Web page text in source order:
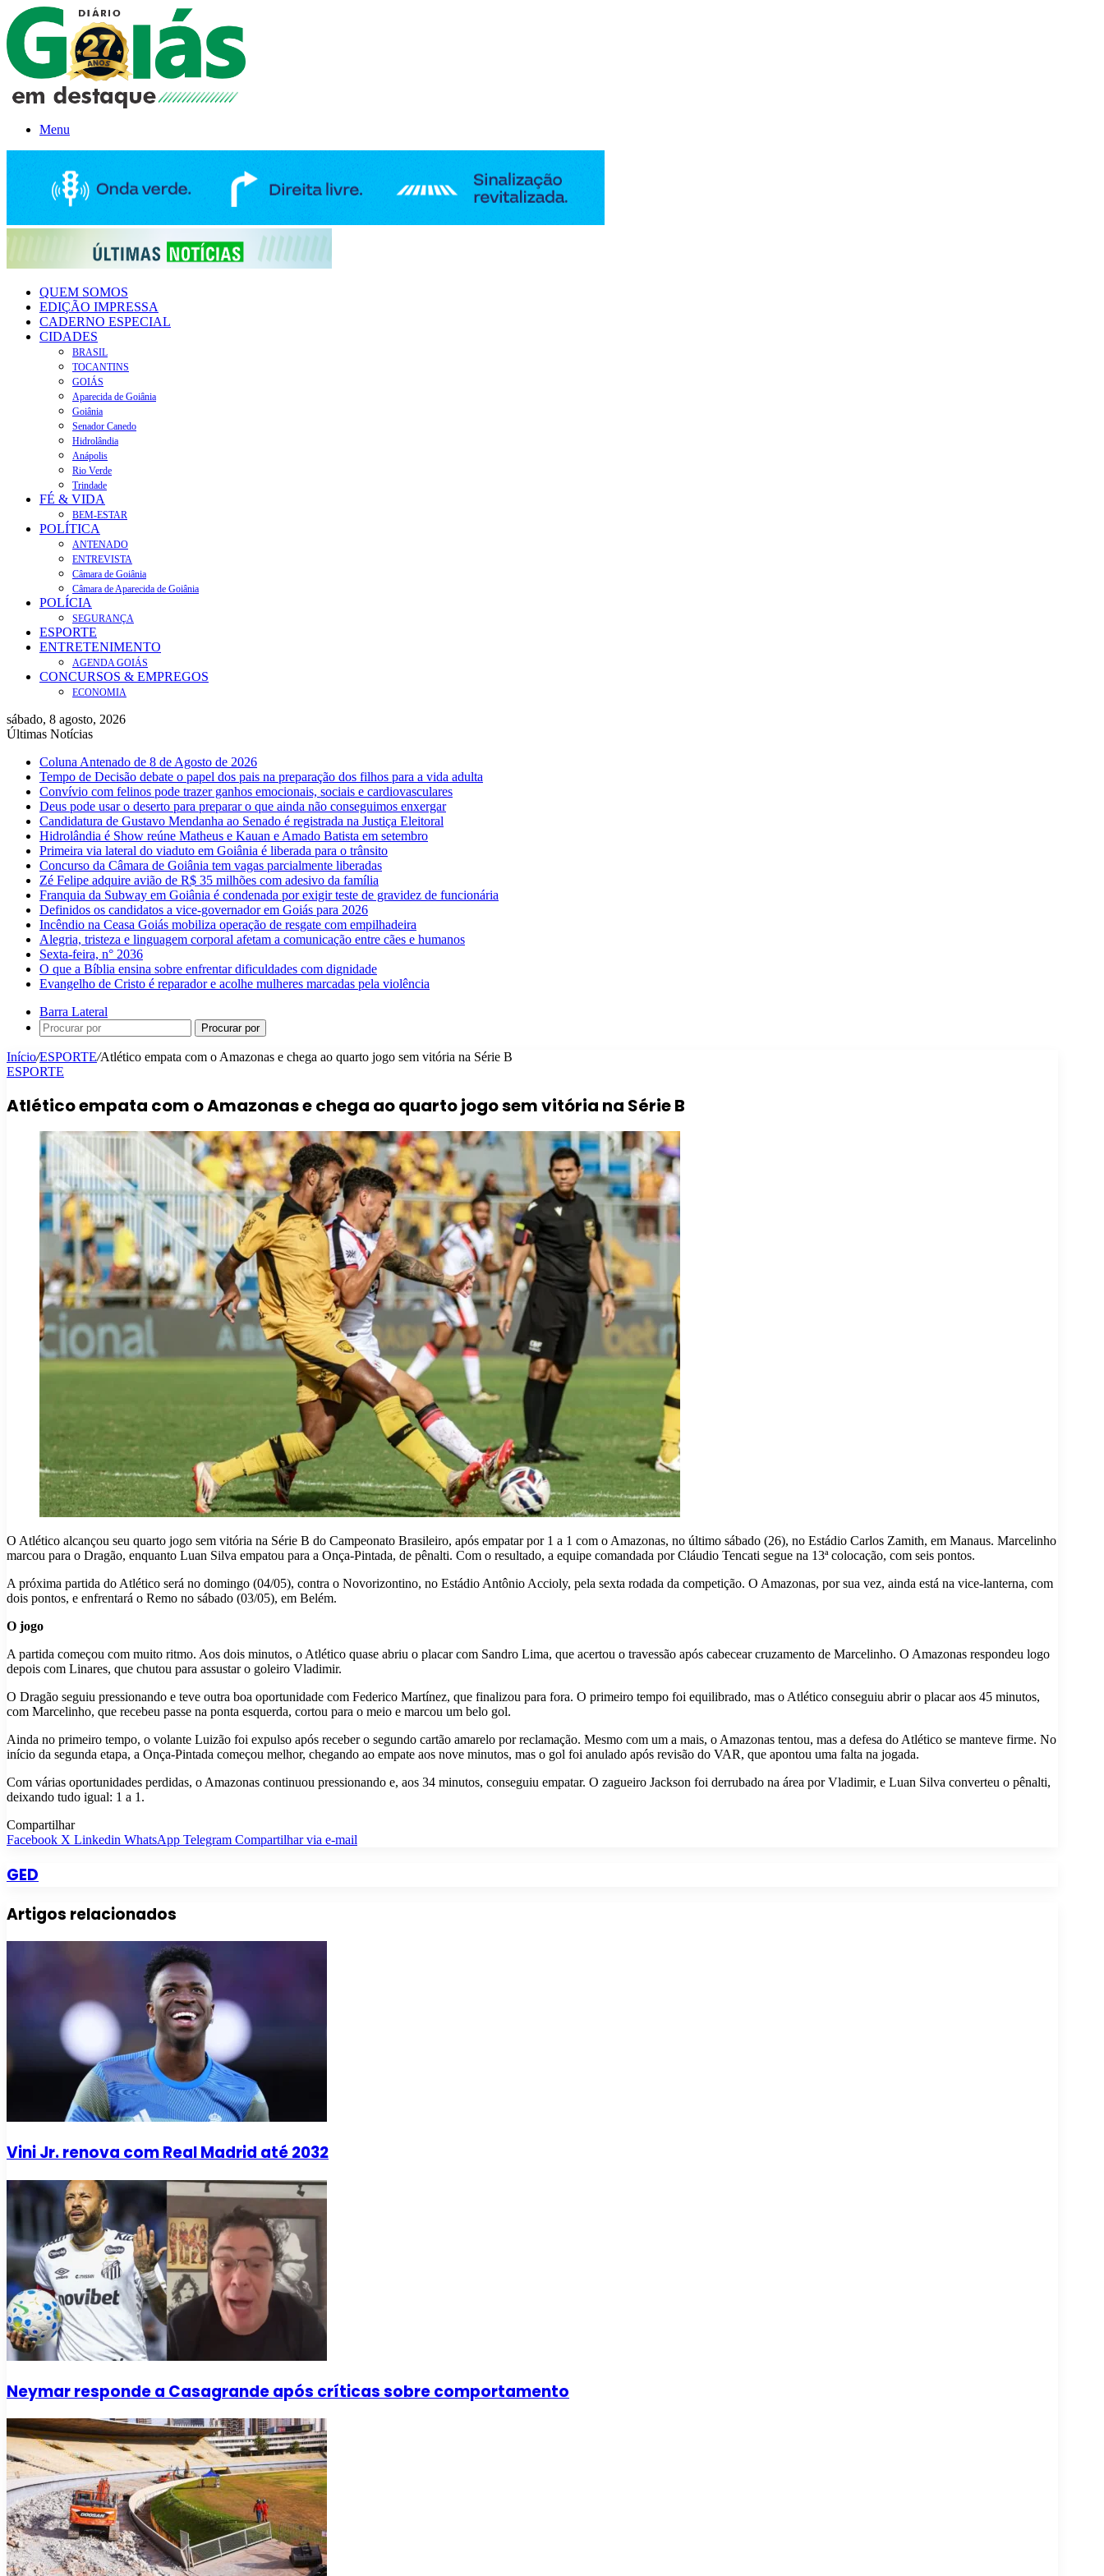
Menu
QUEM SOMOS
EDIÇÃO IMPRESSA
CADERNO ESPECIAL
CIDADES
BRASIL
TOCANTINS
GOIÁS
Aparecida de Goiânia
Goiânia
Senador Canedo
Hidrolândia
Anápolis
Rio Verde
Trindade
FÉ & VIDA
BEM-ESTAR
POLÍTICA
ANTENADO
ENTREVISTA
Câmara de Goiânia
Câmara de Aparecida de Goiânia
POLÍCIA
SEGURANÇA
ESPORTE
ENTRETENIMENTO
AGENDA GOIÁS
CONCURSOS & EMPREGOS
ECONOMIA
sábado, 8 agosto, 2026
Últimas Notícias
Coluna Antenado de 8 de Agosto de 2026
Tempo de Decisão debate o papel dos pais na preparação dos filhos para a vida adulta
Convívio com felinos pode trazer ganhos emocionais, sociais e cardiovasculares
Deus pode usar o deserto para preparar o que ainda não conseguimos enxergar
Candidatura de Gustavo Mendanha ao Senado é registrada na Justiça Eleitoral
Hidrolândia é Show reúne Matheus e Kauan e Amado Batista em setembro
Primeira via lateral do viaduto em Goiânia é liberada para o trânsito
Concurso da Câmara de Goiânia tem vagas parcialmente liberadas
Zé Felipe adquire avião de R$ 35 milhões com adesivo da família
Franquia da Subway em Goiânia é condenada por exigir teste de gravidez de funcionária
Definidos os candidatos a vice-governador em Goiás para 2026
Incêndio na Ceasa Goiás mobiliza operação de resgate com empilhadeira
Alegria, tristeza e linguagem corporal afetam a comunicação entre cães e humanos
Sexta-feira, n° 2036
O que a Bíblia ensina sobre enfrentar dificuldades com dignidade
Evangelho de Cristo é reparador e acolhe mulheres marcadas pela violência
Barra Lateral
Procurar por
Início/ESPORTE/Atlético empata com o Amazonas e chega ao quarto jogo sem vitória na Série B
ESPORTE
Atlético empata com o Amazonas e chega ao quarto jogo sem vitória na Série B
O Atlético alcançou seu quarto jogo sem vitória na Série B do Campeonato Brasileiro, após empatar por 1 a 1 com o Amazonas, no último sábado (26), no Estádio Carlos Zamith, em Manaus. Marcelinho
marcou para o Dragão, enquanto Luan Silva empatou para a Onça-Pintada, de pênalti. Com o resultado, a equipe comandada por Cláudio Tencati segue na 13ª colocação, com seis pontos.
A próxima partida do Atlético será no domingo (04/05), contra o Novorizontino, no Estádio Antônio Accioly, pela sexta rodada da competição. O Amazonas, por sua vez, ainda está na vice-lanterna, com
dois pontos, e enfrentará o Remo no sábado (03/05), em Belém.
O jogo
A partida começou com muito ritmo. Aos dois minutos, o Atlético quase abriu o placar com Sandro Lima, que acertou o travessão após cabecear cruzamento de Marcelinho. O Amazonas respondeu logo
depois com Linares, que chutou para assustar o goleiro Vladimir.
O Dragão seguiu pressionando e teve outra boa oportunidade com Federico Martínez, que finalizou para fora. O primeiro tempo foi equilibrado, mas o Atlético conseguiu abrir o placar aos 45 minutos,
com Marcelinho, que recebeu passe na ponta esquerda, cortou para o meio e marcou um belo gol.
Ainda no primeiro tempo, o volante Luizão foi expulso após receber o segundo cartão amarelo por reclamação. Mesmo com um a mais, o Amazonas tentou, mas a defesa do Atlético se manteve firme. No
início da segunda etapa, a Onça-Pintada começou melhor, chegando ao empate aos nove minutos, mas o gol foi anulado após revisão do VAR, que apontou uma falta na jogada.
Com várias oportunidades perdidas, o Amazonas continuou pressionando e, aos 34 minutos, conseguiu empatar. O zagueiro Jackson foi derrubado na área por Vladimir, e Luan Silva converteu o pênalti,
deixando tudo igual: 1 a 1.
Compartilhar
Facebook X Linkedin WhatsApp Telegram Compartilhar via e-mail
GED
Artigos relacionados
Vini Jr. renova com Real Madrid até 2032
Neymar responde a Casagrande após críticas sobre comportamento